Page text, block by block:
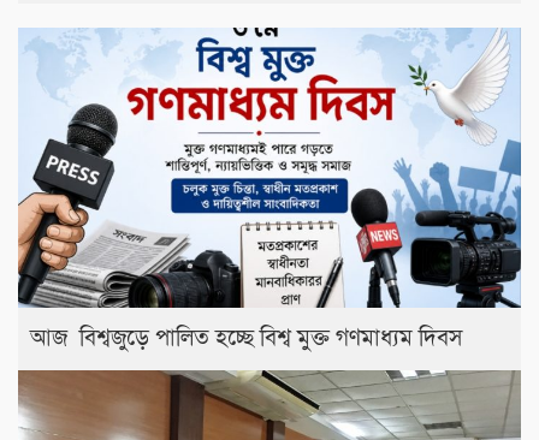
আজ বিশ্বজুড়ে পালিত হচ্ছে বিশ্ব মুক্ত গণমাধ্যম দিবস